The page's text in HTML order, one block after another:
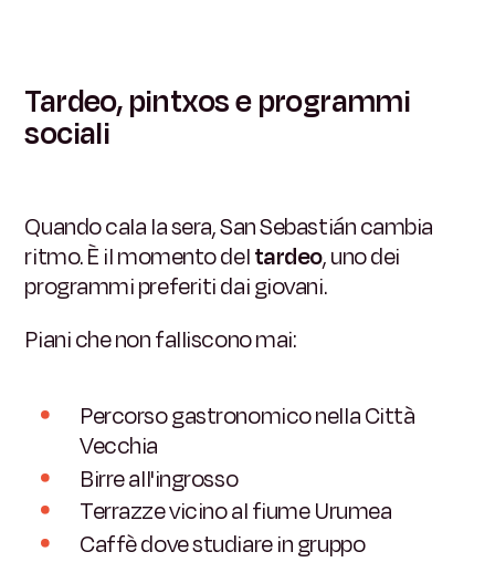
Tardeo, pintxos e programmi
sociali
Quando cala la sera, San Sebastián cambia
ritmo. È il momento deltardeo, uno dei
programmi preferiti dai giovani.
Piani che non falliscono mai:
Percorso gastronomico nella Città
Vecchia
Birre all'ingrosso
Terrazze vicino al fiume Urumea
Caffè dove studiare in gruppo